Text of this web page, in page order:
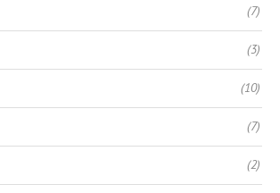
(7)
(3)
(10)
(7)
(2)